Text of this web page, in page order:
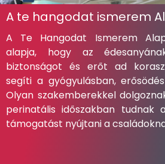
A te hangodat ismerem
A Te Hangodat Ismerem
alapja, hogy az
biztonságot és erőt ad
segíti a gyógyulásban,
Olyan szakemberekkel
perinatális időszakban tudnak
támogatást nyújtani a